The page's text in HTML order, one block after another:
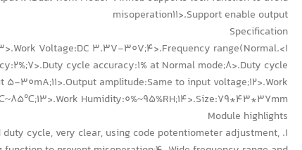
misoperation11>.Support enable output
Specification
Voltage:DC 3.3V-30V;4>.Frequency range(Normal
cycle accuracy:1% at Normal mode;8>.Duty cycle
5-30mA;11>.Output amplitude:Same to input voltage;12>.Work
Humidity:0%~95%RH;14>.Size:79*43*37mm;
Module highlights
duty cycle, very clear, using code potentiometer adjustment,